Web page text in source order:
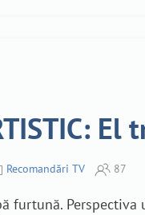
Recomandări TV 87
furtună.